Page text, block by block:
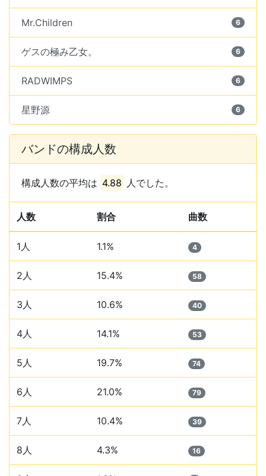
Mr.Children 6
ゲスの極み乙女。 6
RADWIMPS 6
星野源 6
バンドの構成人数
構成人数の平均は 4.88 人でした。
人数 割合 曲数
1人 1.1% 4
2人 15.4% 58
3人 10.6% 40
4人 14.1% 53
5人 19.7% 74
6人 21.0% 79
7人 10.4% 39
8人 4.3% 16